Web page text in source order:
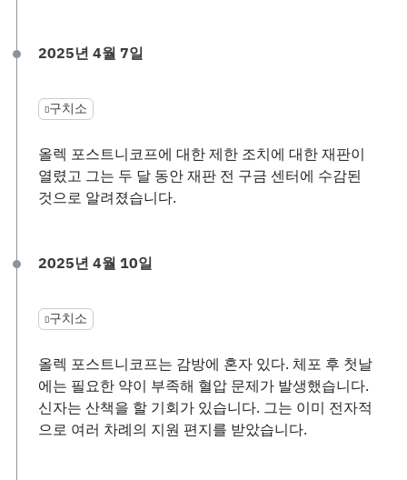
2025년 4월 7일
구치소
올렉 포스트니코프에 대한 제한 조치에 대한 재판이
열렸고 그는 두 달 동안 재판 전 구금 센터에 수감된
것으로 알려졌습니다.
2025년 4월 10일
구치소
올렉 포스트니코프는 감방에 혼자 있다. 체포 후 첫날
에는 필요한 약이 부족해 혈압 문제가 발생했습니다.
신자는 산책을 할 기회가 있습니다. 그는 이미 전자적
으로 여러 차례의 지원 편지를 받았습니다.